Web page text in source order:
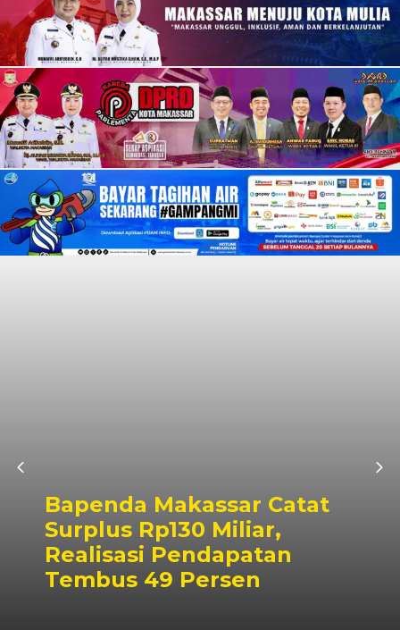
Bapenda Makassar Catat
Surplus Rp130 Miliar,
Realisasi Pendapatan
Tembus 49 Persen